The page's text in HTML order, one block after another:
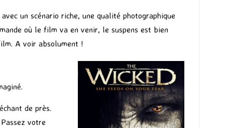
un scénario riche, une qualité photographique
où le film va en venir, le suspens est bien
A voir absolument !
de près.
votre